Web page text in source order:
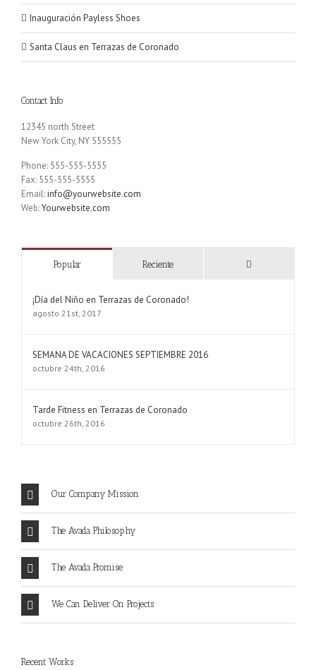
Inauguración Payless Shoes
Santa Claus en Terrazas de Coronado
Contact Info
12345 north Street
New York City, NY 555555
Phone: 555-555-5555
Fax: 555-555-5555
Email:info@yourwebsite.com
Web:Yourwebsite.com
Popular Reciente
¡Día del Niño en Terrazas de Coronado!
agosto 21st, 2017
SEMANA DE VACACIONES SEPTIEMBRE 2016
octubre 24th, 2016
Tarde Fitness en Terrazas de Coronado
octubre 26th, 2016
Our Company Mission
The Avada Philosophy
The Avada Promise
We Can Deliver On Projects
Recent Works